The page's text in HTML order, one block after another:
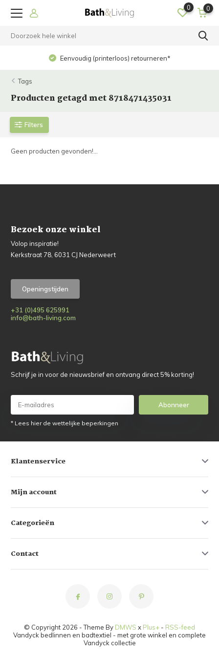
0 0
Eenvoudig (printerloos) retourneren*
Tags
Producten getagd met 8718471435031
Filters
Geen producten gevonden!...
Bezoek onze winkel
Volop inspiratie!
Kerkstraat 78, 6031 CJ Nederweert
Openingstijden
+31 (0)495 625991
info@bath-living.com
Schrijf je in voor de nieuwsbrief en ontvang direct 5% korting!
Abonneer
* Lees hier de wettelijke beperkingen
Klantenservice
Mijn account
Categorieën
Contact
© Copyright 2026 - Theme By DMWS x Plus+ - RSS-feed
Vandyck bedlinnen en badtextiel - met grote winkel en complete
Vandyck collectie